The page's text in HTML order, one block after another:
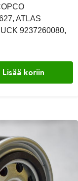
ATLAS
9237260080,
Lisää koriin